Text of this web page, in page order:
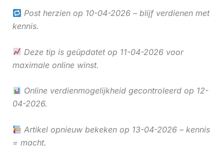
Post herzien op 10-04-2026 – blijf verdienen met
kennis.
Deze tip is geüpdatet op 11-04-2026 voor
maximale online winst.
Online verdienmogelijkheid gecontroleerd op 12-
04-2026.
Artikel opnieuw bekeken op 13-04-2026 – kennis
= macht.